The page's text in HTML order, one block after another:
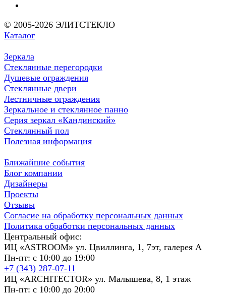
© 2005-2026 ЭЛИТСТЕКЛО
Каталог
Зеркала
Стеклянные перегородки
Душевые ограждения
Стеклянные двери
Лестничные ограждения
Зеркальное и стеклянное панно
Серия зеркал «Кандинский»
Стеклянный пол
Полезная информация
Ближайшие события
Блог компании
Дизайнеры
Проекты
Отзывы
Согласие на обработку персональных данных
Политика обработки персональных данных
Центральный офис:
ИЦ «ASTROOM» ул. Цвиллинга, 1, 7эт, галерея А
Пн-пт: с 10:00 до 19:00
+7 (343) 287-07-11
ИЦ «ARCHITECTOR» ул. Малышева, 8, 1 этаж
Пн-пт: с 10:00 до 20:00